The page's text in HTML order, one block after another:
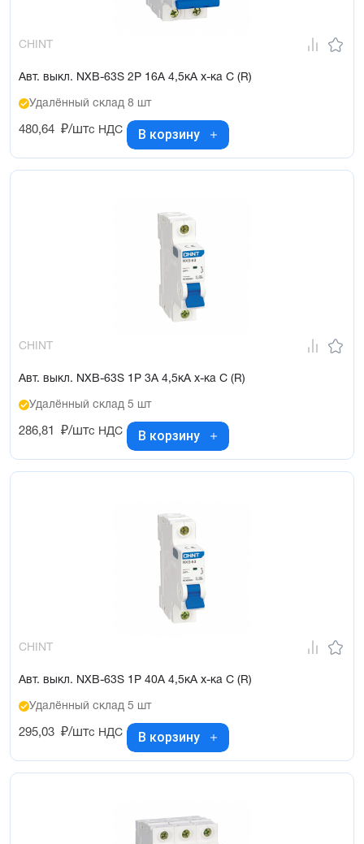
CHINT
Авт. выкл. NXB-63S 2P 16А 4,5кА х-ка C (R)
Удалённый склад 8 шт
480,64 ₽/штс НДС В корзину
CHINT
Авт. выкл. NXB-63S 1P 3А 4,5кА х-ка C (R)
Удалённый склад 5 шт
286,81 ₽/штс НДС В корзину
CHINT
Авт. выкл. NXB-63S 1P 40А 4,5кА х-ка C (R)
Удалённый склад 5 шт
295,03 ₽/штс НДС В корзину